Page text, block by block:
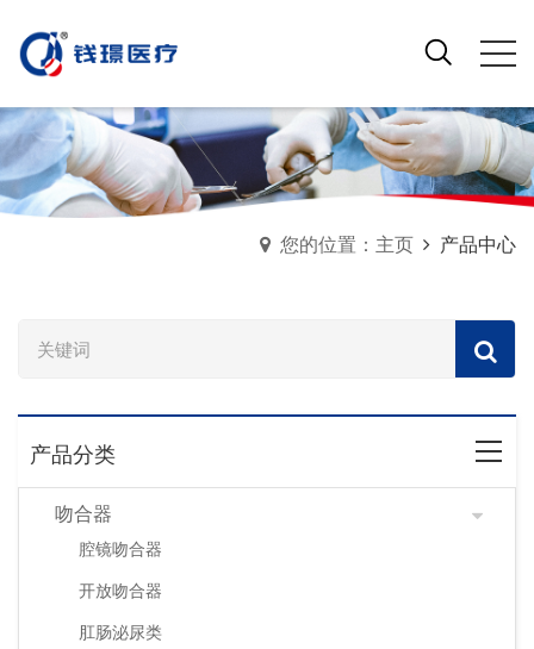
您的位置：主页 产品中心
产品分类
吻合器
腔镜吻合器
开放吻合器
肛肠泌尿类